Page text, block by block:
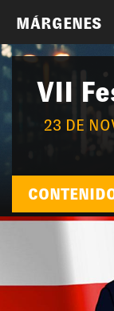
MÁRGENES
VII
23 DE